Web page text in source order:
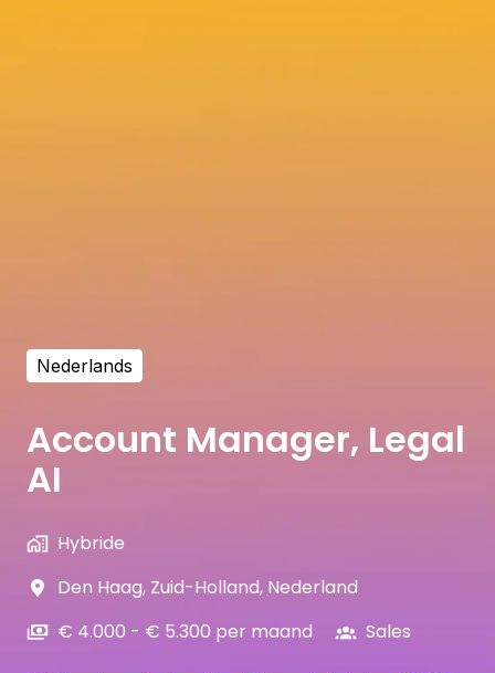
Nederlands
Account Manager, Legal
AI
Hybride
Den Haag, Zuid-Holland, Nederland
€ 4.000 - € 5.300 per maand
Sales